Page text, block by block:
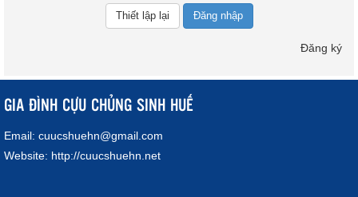
Đăng nhập
Đăng ký
GIA ĐÌNH CỰU CHỦNG SINH HUẾ
Email: cuucshuehn@gmail.com
Website: http://cuucshuehn.net